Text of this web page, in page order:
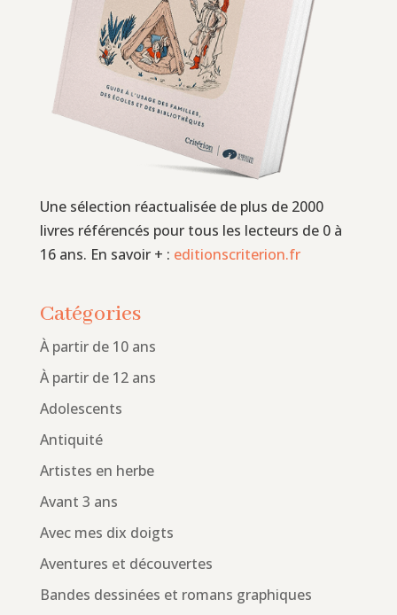
Une sélection réactualisée de plus de 2000
livres référencés pour tous les lecteurs de 0 à
16 ans. En savoir + : editionscriterion.fr
Catégories
À partir de 10 ans
À partir de 12 ans
Adolescents
Antiquité
Artistes en herbe
Avant 3 ans
Avec mes dix doigts
Aventures et découvertes
Bandes dessinées et romans graphiques